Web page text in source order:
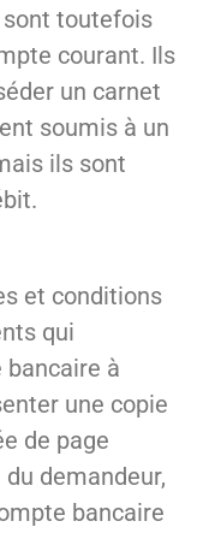
sont toutefois
courant. Ils
un carnet
soumis à un
ils sont
et conditions
qui
à
une copie
de page
demandeur,
bancaire